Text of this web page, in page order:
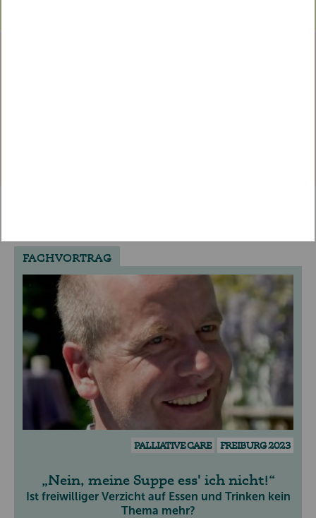
FACHVORTRAG
PALLIATIVE CARE FREIBURG 2023
Nein, meine Suppe ess' ich nicht!
Ist freiwilliger Verzicht auf Essen und Trinken kein
Thema mehr?